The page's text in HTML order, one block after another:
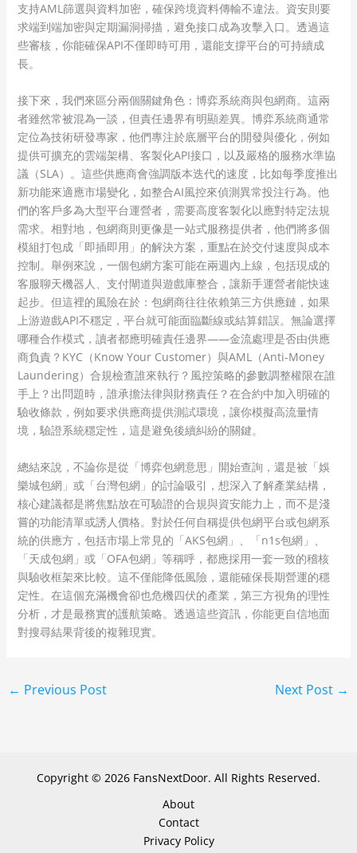
支持AML篩選與資料加密，確保跨境資料傳輸不違法。資安則要
求端到端加密與定期漏洞掃描，避免接口成為攻擊入口。透過這
些審核，你能確保API不僅即時可用，還能支撐平台的可持續成
長。
接下來，我們來區分兩個關鍵角色：博弈系統商與包網商。這兩
者雖然常被混為一談，但責任邊界有明顯差異。博弈系統商通常
定位為技術研發專家，他們專注於底層平台的開發與優化，例如
提供可擴充的雲端架構、客製化API接口，以及嚴格的服務水準協
議（SLA）。這些供應商會強調版本迭代的速度，比如每季度推出
新功能來適應市場變化，如整合AI風控來偵測異常投注行為。他
們的客戶多為大型平台運營者，需要高度客製化以應對特定法規
需求。相對地，包網商則更像是一站式服務提供者，他們將多個
模組打包成「即插即用」的解決方案，重點在於交付速度與成本
控制。舉例來說，一個包網方案可能在兩週內上線，包括現成的
客服聊天機器人、支付閘道與遊戲庫整合，讓新手運營者能快速
起步。但這裡的風險在於：包網商往往依賴第三方供應鏈，如果
上游遊戲API不穩定，平台就可能面臨斷線或結算錯誤。無論選擇
哪種合作模式，讀者都應明確責任邊界——金流處理是否由供應
商負責？KYC（Know Your Customer）與AML（Anti-Money
Laundering）合規檢查誰來執行？風控策略的參數調整權限在誰
手上？出問題時，誰承擔法律與財務責任？在合約中加入明確的
驗收條款，例如要求供應商提供測試環境，讓你模擬高流量情
境，驗證系統穩定性，這是避免後續糾紛的關鍵。
總結來說，不論你是從「博弈包網意思」開始查詢，還是被「娛
樂城包網」或「台灣包網」的討論吸引，想深入了解產業結構，
核心建議都是將焦點放在可驗證的合規與資安能力上，而不是淺
嘗的功能清單或誘人價格。對於任何自稱提供包網平台或包網系
統的供應方，包括市場上常見的「AKS包網」、「n1s包網」、
「天成包網」或「OFA包網」等稱呼，都應採用一套一致的稽核
與驗收框架來比較。這不僅能降低風險，還能確保長期營運的穩
定性。在這個充滿機會卻也危機四伏的產業，第三方視角的理性
分析，才是最務實的護航策略。透過這些資訊，你能更自信地面
對搜尋結果背後的複雜現實。
← Previous Post Next Post →
Copyright © 2026 FansNextDoor. All Rights Reserved.
About
Contact
Privacy Policy